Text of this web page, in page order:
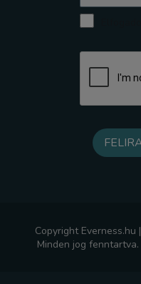
Copyright Everness.hu |
Minden jog fenntartva.